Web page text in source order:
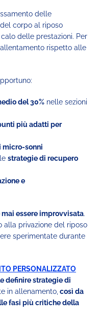
delle
corpo al riposo
delle prestazioni. Per
rispetto alle
del 30% nelle sezioni
più adatti per
micro-sonni
strategie di recupero
e
essere improvvisata.
alla privazione del riposo
sperimentate durante
PERSONALIZZATO
definire strategie di
in allenamento, così da
fasi più critiche della